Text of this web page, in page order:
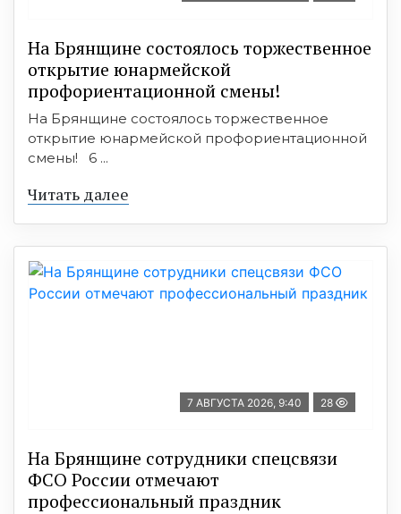
На Брянщине состоялось торжественное
открытие юнармейской
профориентационной смены!
На Брянщине состоялось торжественное
открытие юнармейской профориентационной
смены! 6 ...
Читать далее
7 АВГУСТА 2026, 9:40 28
На Брянщине сотрудники спецсвязи
ФСО России отмечают
профессиональный праздник